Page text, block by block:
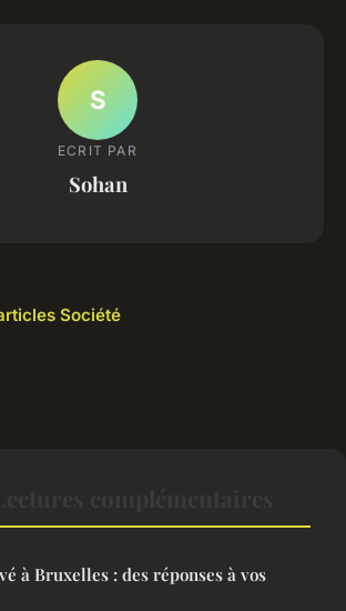
S
ECRIT PAR
Sohan
Société
à Bruxelles : des réponses à vos